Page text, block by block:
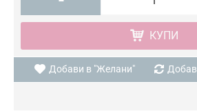
КУПИ
Добави в "Желани"